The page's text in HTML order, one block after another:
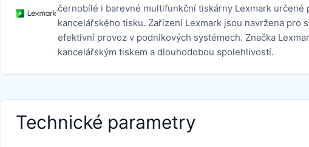
černobílé i barevné multifunkční tiskárny Lexmark určené
kancelářského tisku. Zařízení Lexmark jsou navržena pro
efektivní provoz v podnikových systémech. Značka
kancelářským tiskem a dlouhodobou spolehlivostí.
Technické parametry